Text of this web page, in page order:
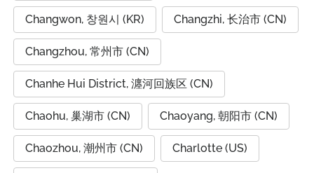
Changwon, 창원시 (KR) Changzhi, 长治市 (CN)
Changzhou, 常州市 (CN)
Chanhe Hui District, 瀍河回族区 (CN)
Chaohu, 巢湖市 (CN) Chaoyang, 朝阳市 (CN)
Chaozhou, 潮州市 (CN) Charlotte (US)